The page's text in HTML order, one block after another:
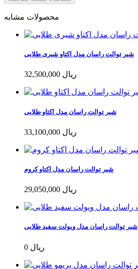
محصولات مشابه
شیر توالت راسان مدل اکتاو شیری طلایی
32,500,000 ریال
شیر توالت راسان مدل اکتاو طلایی
33,100,000 ریال
شیر توالت راسان مدل اکتاو کروم
29,050,000 ریال
شیر توالت راسان مدل ویولت سفید طلایی
0 ریال